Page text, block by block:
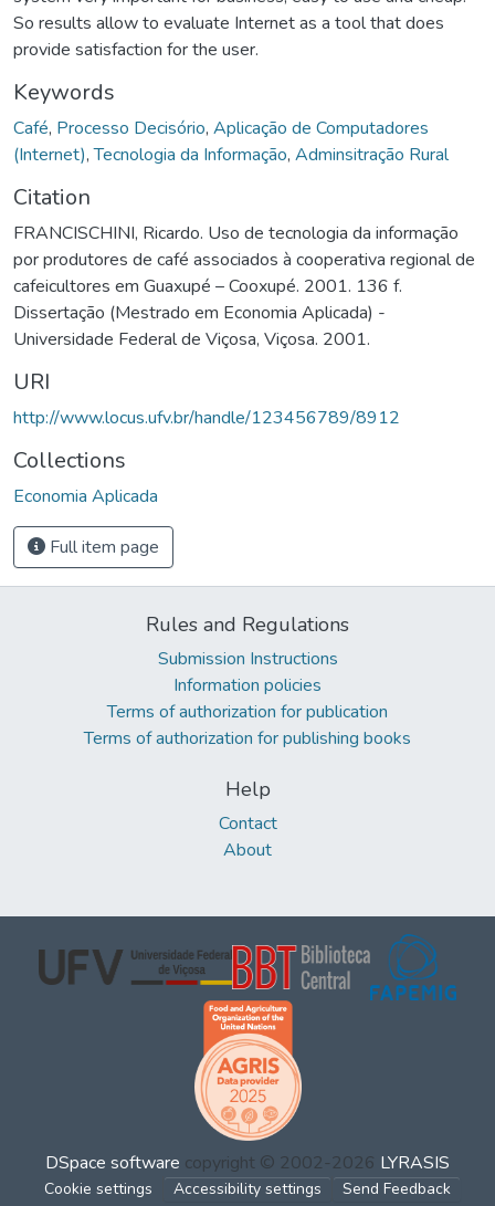
So results allow to evaluate Internet as a tool that does
provide satisfaction for the user.
Keywords
Café, Processo Decisório, Aplicação de Computadores
(Internet),Tecnologia da Informação, Adminsitração Rural
Citation
FRANCISCHINI, Ricardo. Uso de tecnologia da informação
por produtores de café associados à cooperativa regional de
cafeicultores em Guaxupé – Cooxupé. 2001. 136 f.
Dissertação (Mestrado em Economia Aplicada) -
Universidade Federal de Viçosa, Viçosa. 2001.
URI
http://www.locus.ufv.br/handle/123456789/8912
Collections
Economia Aplicada
Full item page
Rules and Regulations
Submission Instructions
Information policies
Terms of authorization for publication
Terms of authorization for publishing books
Help
Contact
About
DSpace software copyright © 2002-2026 LYRASIS
Cookie settings Accessibility settings Send Feedback